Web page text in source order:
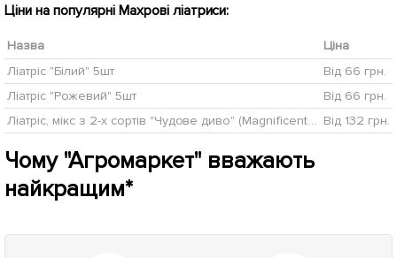
Ціни на популярні Махрові ліатриси:
Назва
Ціна
Ліатріс "Білий" 5шт
Від 66 грн.
Ліатріс "Рожевий" 5шт
Від 66 грн.
Ліатріс, мікс з 2-х сортів "Чудове диво" (Magnificent Miracle) 10шт в комплекті Від 132 грн.
Чому "Агромаркет" вважають
найкращим*